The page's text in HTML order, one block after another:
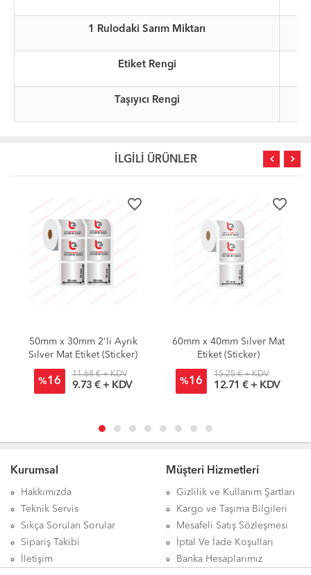
1 Rulodaki Sarım Miktarı
Etiket Rengi
Taşıyıcı Rengi
İLGİLİ ÜRÜNLER
favorite_border
50mm x 30mm 2'li Ayrık
Sılver Mat Etiket (Sticker)
%16
11.68 € + KDV
9.73 € + KDV
favorite_border
60mm x 40mm Sılver Mat
Etiket (Sticker)
%16
15.25 € + KDV
12.71 € + KDV
Kurumsal
Hakkımızda
Teknik Servis
Sıkça Sorulan Sorular
Sipariş Takibi
İletişim
Müşteri Hizmetleri
Gizlilik ve Kullanım Şartları
Kargo ve Taşıma Bilgileri
Mesafeli Satış Sözleşmesi
İptal Ve İade Koşulları
Banka Hesaplarımız